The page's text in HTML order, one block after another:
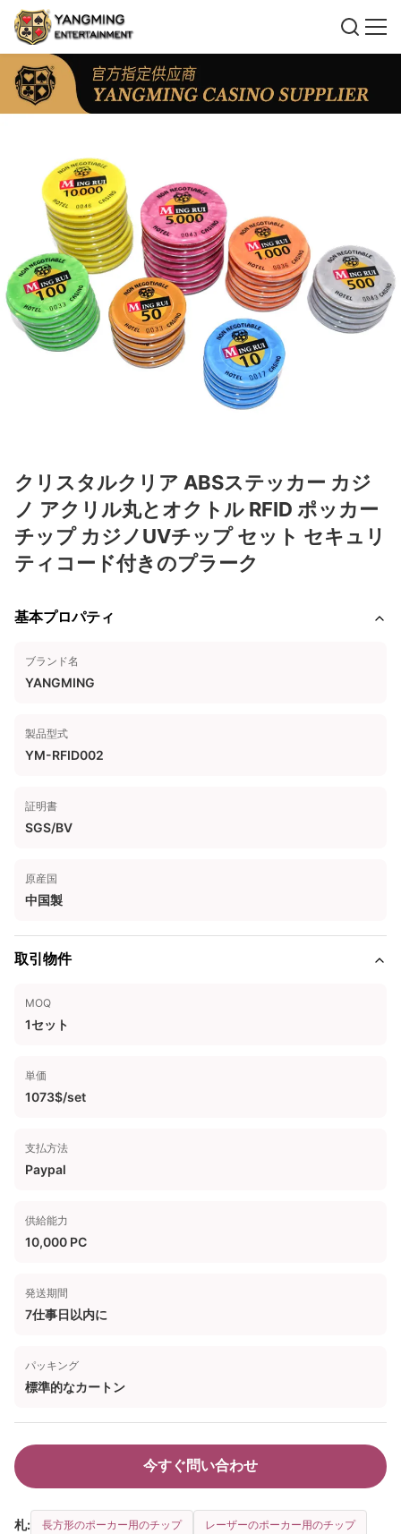
クリスタルクリア ABSステッカー カジ
ノ アクリル丸とオクトル RFID ポッカー
チップ カジノUVチップ セット セキュリ
ティコード付きのプラーク
基本プロパティ
ブランド名
YANGMING
製品型式
YM-RFID002
証明書
SGS/BV
原産国
中国製
取引物件
MOQ
1セット
単価
1073$/set
支払方法
Paypal
供給能力
10,000 PC
発送期間
7仕事日以内に
パッキング
標準的なカートン
今すぐ問い合わせ
札: 長方形のポーカー用のチップ レーザーのポーカー用のチップ